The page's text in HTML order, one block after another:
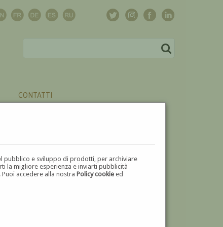
pubblico e sviluppo di prodotti, per archiviare
la migliore esperienza e inviarti pubblicità
accedere alla nostraPolicy cookie ed
CONTATTI
V W X Y Z ⬅